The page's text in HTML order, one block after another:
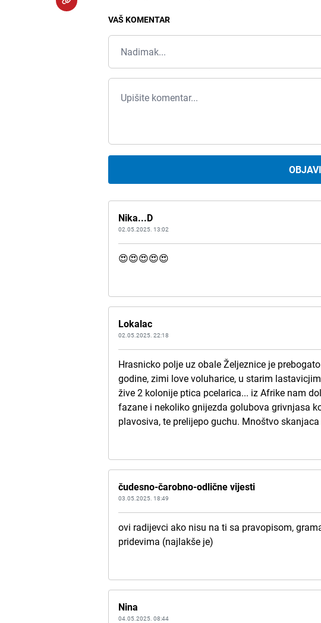
VAŠ KOMENTAR
Nika...D
02.05.2025. 13:02
😍😍😍😍😍
Lokalac
02.05.2025. 22:18
Hrasnicko polje uz obale Željeznice je
godine, zimi love voluharice, u starim
žive 2 kolonije ptica pcelarica... iz Afrike nam
fazane i nekoliko gnijezda golubova grivnjasa
plavosiva, te prelijepo guchu. Mnoštvo
čudesno-čarobno-odlične vijesti
03.05.2025. 18:49
ovi radijevci ako nisu na ti sa pravopisom,
pridevima (najlakše je)
Nina
04.05.2025. 08:44